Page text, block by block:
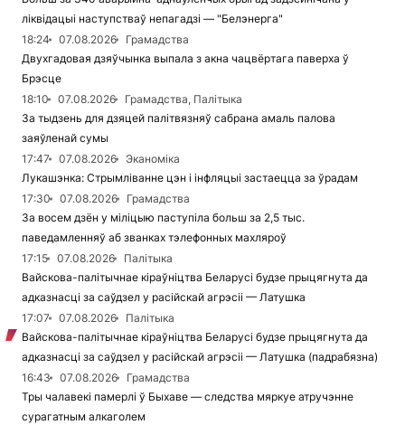
ліквідацыі наступстваў непагадзі — "Белэнерга"
18:24
07.08.2026
Грамадства
Двухгадовая дзяўчынка выпала з акна чацвёртага паверха ў
Брэсце
18:10
07.08.2026
Грамадства, Палітыка
За тыдзень для дзяцей палітвязняў сабрана амаль палова
заяўленай сумы
17:47
07.08.2026
Эканоміка
Лукашэнка: Стрымліванне цэн і інфляцыі застаецца за ўрадам
17:30
07.08.2026
Грамадства
За восем дзён у міліцыю паступіла больш за 2,5 тыс.
паведамленняў аб званках тэлефонных махляроў
17:15
07.08.2026
Палітыка
Вайскова-палітычнае кіраўніцтва Беларусі будзе прыцягнута да
адказнасці за саўдзел у расійскай агрэсіі — Латушка
17:07
07.08.2026
Палітыка
Вайскова-палітычнае кіраўніцтва Беларусі будзе прыцягнута да
адказнасці за саўдзел у расійскай агрэсіі — Латушка (падрабязна)
16:43
07.08.2026
Грамадства
Тры чалавекі памерлі ў Быхаве — следства мяркуе атручэнне
сурагатным алкаголем